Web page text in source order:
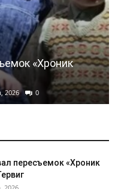
«Хроник
2026 0
пересъемок «Хроник